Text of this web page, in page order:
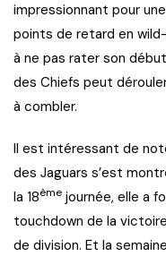
impressionnant pour
points de retard en
à ne pas rater son
des Chiefs peut
à combler.
Il est intéressant de
des Jaguars s’est
la 18ème journée, elle a
touchdown de la
de division. Et la